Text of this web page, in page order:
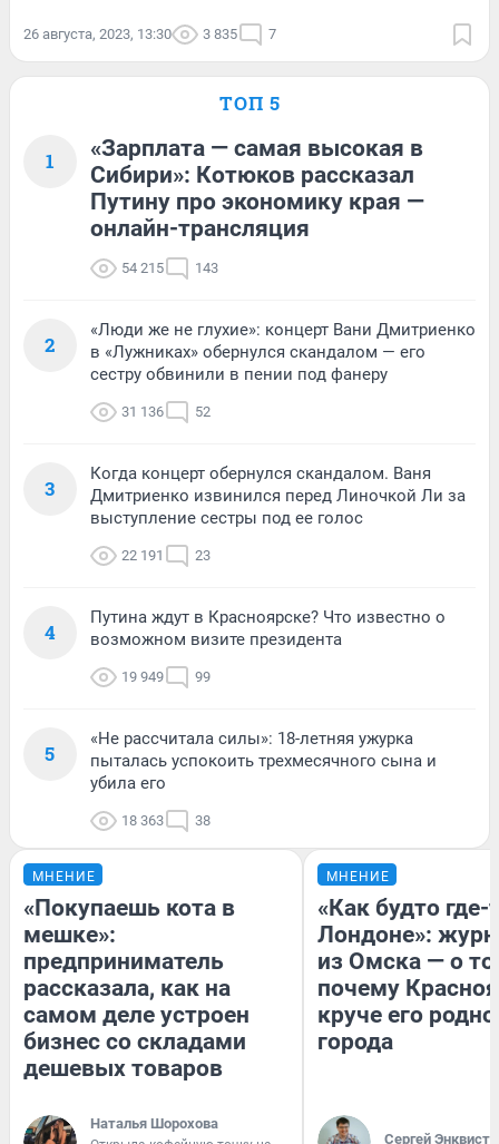
26 августа, 2023, 13:30 3 835 7
ТОП 5
1
«Зарплата — самая высокая в
Сибири»: Котюков рассказал
Путину про экономику края —
онлайн-трансляция
54 215 143
2
«Люди же не глухие»: концерт Вани Дмитриенко
в «Лужниках» обернулся скандалом — его
сестру обвинили в пении под фанеру
31 136 52
3
Когда концерт обернулся скандалом. Ваня
Дмитриенко извинился перед Линочкой Ли за
выступление сестры под ее голос
22 191 23
4
Путина ждут в Красноярске? Что известно о
возможном визите президента
19 949 99
5
«Не рассчитала силы»: 18-летняя ужурка
пыталась успокоить трехмесячного сына и
убила его
18 363 38
МНЕНИЕ
«Покупаешь кота в
мешке»:
предприниматель
рассказала, как на
самом деле устроен
бизнес со складами
дешевых товаров
Наталья Шорохова
МНЕНИЕ
«Как будто где-
Лондоне»:
из Омска — о
почему
круче его
города
Сергей Энквист